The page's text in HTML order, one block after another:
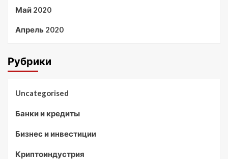
Май 2020
Апрель 2020
Рубрики
Uncategorised
Банки и кредиты
Бизнес и инвестиции
Криптоиндустрия